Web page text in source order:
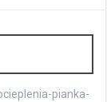
pianka-